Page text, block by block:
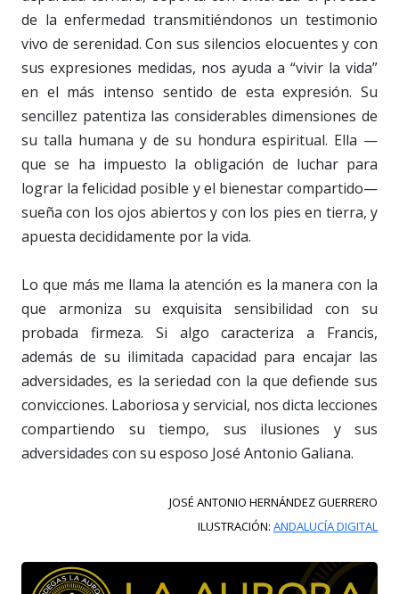
de la enfermedad transmitiéndonos un testimonio
vivo de serenidad. Con sus silencios elocuentes y con
sus expresiones medidas, nos ayuda a “vivir la vida”
en el más intenso sentido de esta expresión. Su
sencillez patentiza las considerables dimensiones de
su talla humana y de su hondura espiritual. Ella —
que se ha impuesto la obligación de luchar para
lograr la felicidad posible y el bienestar compartido—
sueña con los ojos abiertos y con los pies en tierra, y
apuesta decididamente por la vida.
Lo que más me llama la atención es la manera con la
que armoniza su exquisita sensibilidad con su
probada firmeza. Si algo caracteriza a Francis,
además de su ilimitada capacidad para encajar las
adversidades, es la seriedad con la que defiende sus
convicciones. Laboriosa y servicial, nos dicta lecciones
compartiendo su tiempo, sus ilusiones y sus
adversidades con su esposo José Antonio Galiana.
JOSÉ ANTONIO HERNÁNDEZ GUERRERO
ILUSTRACIÓN: ANDALUCÍA DIGITAL